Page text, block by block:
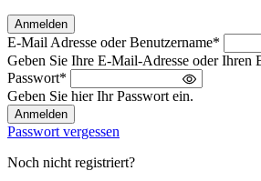
Anmelden
Willkommen
zurück!
Bitte
melden
Sie
sich
an
E-Mail Adresse oder Benutzername*
Geben Sie Ihre E-Mail-Adresse oder Ihren
Passwort*
Geben Sie hier Ihr Passwort ein.
Passwort vergessen
Noch nicht registriert?